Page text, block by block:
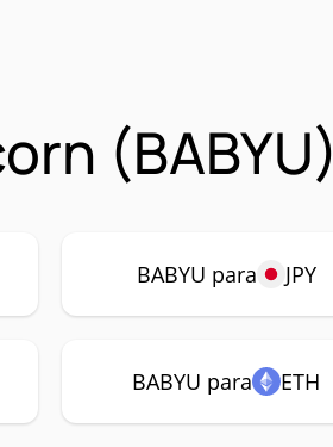
(BABYU)
BABYU para JPY
BABYU para ETH